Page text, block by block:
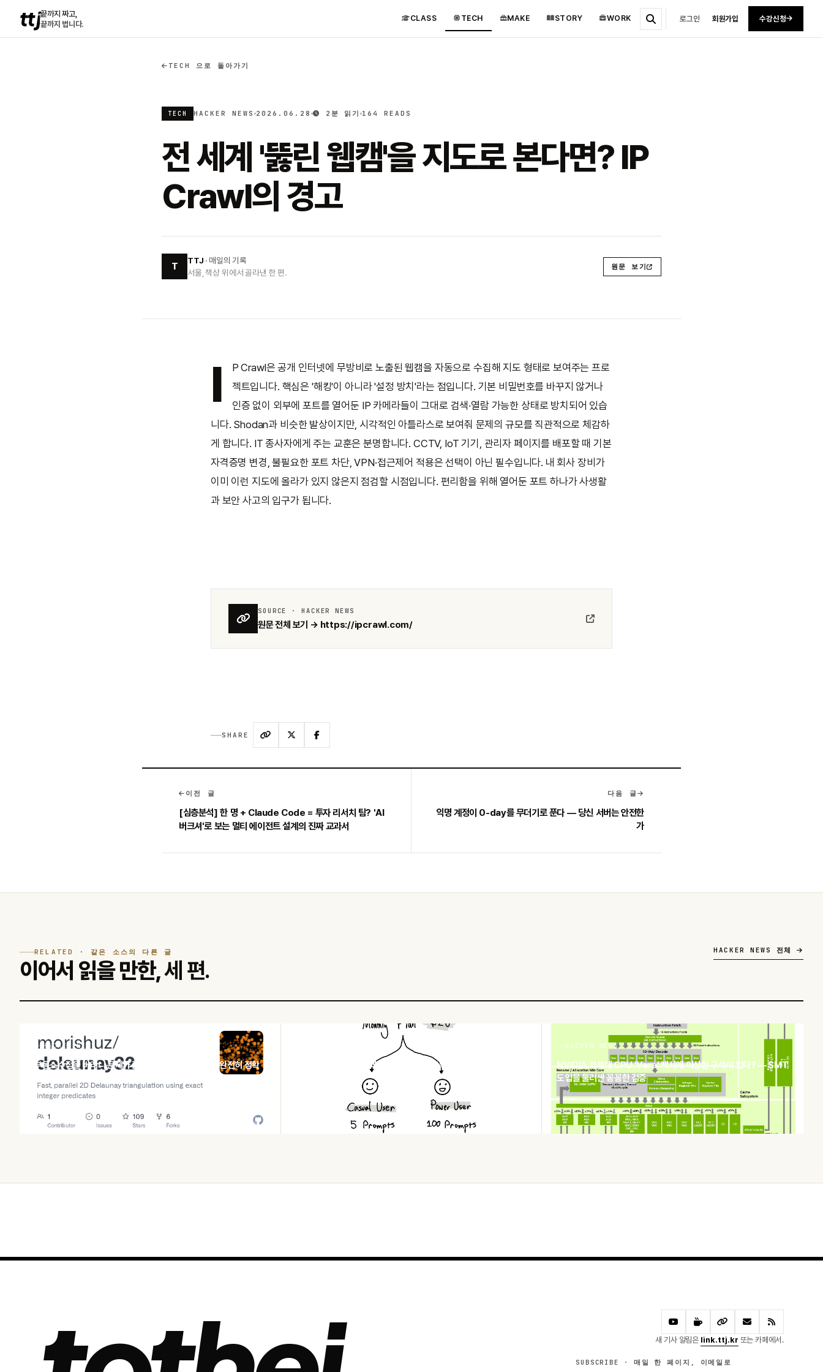
ttj끝까지 짜고,
끝까지 법니다.
CLASS TECH MAKE STORY WORK 로그인 회원가입 수강신청
TECH 으로 돌아가기
TECH HACKER NEWS 2026.06.28 2분 읽기 164 READS
전 세계 '뚫린 웹캠'을 지도로 본다면? IP
Crawl의 경고
T
TTJ · 매일의 기록
서울, 책상 위에서 골라낸 한 편.
원문 보기
I
P Crawl은 공개 인터넷에 무방비로 노출된 웹캠을 자동으로 수집해 지도 형태로 보여주는 프로
젝트입니다. 핵심은 '해킹'이 아니라 '설정 방치'라는 점입니다. 기본 비밀번호를 바꾸지 않거나
인증 없이 외부에 포트를 열어둔 IP 카메라들이 그대로 검색·열람 가능한 상태로 방치되어 있습
니다. Shodan과 비슷한 발상이지만, 시각적인 아틀라스로 보여줘 문제의 규모를 직관적으로 체감하
게 합니다. IT 종사자에게 주는 교훈은 분명합니다. CCTV, IoT 기기, 관리자 페이지를 배포할 때 기본
자격증명 변경, 불필요한 포트 차단, VPN·접근제어 적용은 선택이 아닌 필수입니다. 내 회사 장비가
이미 이런 지도에 올라가 있지 않은지 점검할 시점입니다. 편리함을 위해 열어둔 포트 하나가 사생활
과 보안 사고의 입구가 됩니다.
SOURCE · HACKER NEWS
원문 전체 보기 → https://ipcrawl.com/
SHARE
이전 글
[심층분석] 한 명 + Claude Code = 투자 리서치 팀? 'AI
버크셔'로 보는 멀티 에이전트 설계의 진짜 교과서
다음 글
익명 계정이 0-day를 무더기로 푼다 — 당신 서버는 안전한
가
RELATED · 같은 소스의 다른 글
이어서 읽을 만한,세 편.
HACKER NEWS 전체
HACKER NEWS
부동소수점을 버리니 문제가 풀렸다 — int32 좌표로 '완전히 정확
오늘 · 47 READS
소프트웨어의 단위 경제학이 흔들린다 — '복사는 공짜' 시대의 종말
오늘 · 51 READS
HACKER NEWS
NVIDIA 차세대 CPU 'Vera' 백서에 이상한 구석이 있다? — SMT
도입을 둘러싼 꼼꼼한 검증
오늘 · 52 READS
새 기사 알림은 link.ttj.kr 또는 카페에서.
SUBSCRIBE · 매일 한 페이지, 이메일로